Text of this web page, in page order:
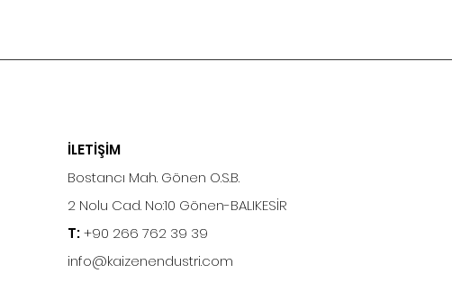
İLETİŞİM
Bostancı Mah. Gönen O.S.B.
2 Nolu Cad. No:10 Gönen-BALIKESİR
T:+90 266 762 39 39
info@kaizenendustri.com